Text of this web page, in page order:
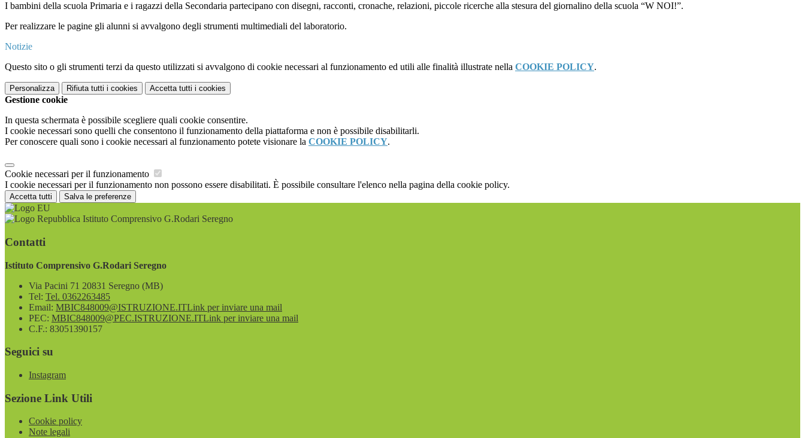
I bambini della scuola Primaria e i ragazzi della Secondaria partecipano con disegni, racconti, cronache, relazioni, piccole ricerche alla stesura del giornalino della scuola “W NOI!”.
Per realizzare le pagine gli alunni si avvalgono degli strumenti multimediali del laboratorio.
Notizie
Questo sito o gli strumenti terzi da questo utilizzati si avvalgono di cookie necessari al funzionamento ed utili alle finalità illustrate nella COOKIE POLICY.
Personalizza Rifiuta tutti i cookies Accetta tutti i cookies
Gestione cookie
In questa schermata è possibile scegliere quali cookie consentire.
I cookie necessari sono quelli che consentono il funzionamento della piattaforma e non è possibile disabilitarli.
Per conoscere quali sono i cookie necessari al funzionamento potete visionare la COOKIE POLICY.
Cookie necessari per il funzionamento
I cookie necessari per il funzionamento non possono essere disabilitati. È possibile consultare l'elenco nella pagina della cookie policy.
Accetta tutti Salva le preferenze
Istituto Comprensivo G.Rodari Seregno
Contatti
Istituto Comprensivo G.Rodari Seregno
Via Pacini 71 20831 Seregno (MB)
Tel: Tel. 0362263485
Email: MBIC848009@ISTRUZIONE.ITLink per inviare una mail
PEC: MBIC848009@PEC.ISTRUZIONE.ITLink per inviare una mail
C.F.: 83051390157
Seguici su
Instagram
Sezione Link Utili
Cookie policy
Note legali